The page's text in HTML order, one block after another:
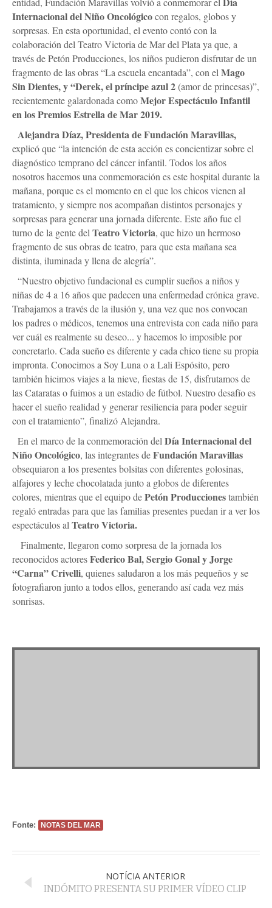
Internacional del Niño Oncológicocon regalos, globos y
sorpresas. En esta oportunidad, el evento contó con la
colaboración del Teatro Victoria de Mar del Plata ya que, a
través de Petón Producciones, los niños pudieron disfrutar de un
fragmento de las obras “La escuela encantada”, con el Mago
Sin Dientes, y “Derek, el príncipe azul 2(amor de princesas)”,
recientemente galardonada comoMejor Espectáculo Infantil
en los Premios Estrella de Mar 2019.
Alejandra Díaz, Presidenta de Fundación Maravillas,
explicó que “la intención de esta acción es concientizar sobre el
diagnóstico temprano del cáncer infantil. Todos los años
nosotros hacemos una conmemoración es este hospital durante la
mañana, porque es el momento en el que los chicos vienen al
tratamiento, y siempre nos acompañan distintos personajes y
sorpresas para generar una jornada diferente. Este año fue el
turno de la gente del Teatro Victoria, que hizo un hermoso
fragmento de sus obras de teatro, para que esta mañana sea
distinta, iluminada y llena de alegría”.
“Nuestro objetivo fundacional es cumplir sueños a niños y
niñas de 4 a 16 años que padecen una enfermedad crónica grave.
Trabajamos a través de la ilusión y, una vez que nos convocan
los padres o médicos, tenemos una entrevista con cada niño para
ver cuál es realmente su deseo... y hacemos lo imposible por
concretarlo. Cada sueño es diferente y cada chico tiene su propia
impronta. Conocimos a Soy Luna o a Lali Espósito, pero
también hicimos viajes a la nieve, fiestas de 15, disfrutamos de
las Cataratas o fuimos a un estadio de fútbol. Nuestro desafío es
hacer el sueño realidad y generar resiliencia para poder seguir
con el tratamiento”, finalizó Alejandra.
En el marco de la conmemoración del Día Internacional del
Niño Oncológico, las integrantes deFundación Maravillas
obsequiaron a los presentes bolsitas con diferentes golosinas,
alfajores y leche chocolatada junto a globos de diferentes
colores, mientras que el equipo dePetón Produccionestambién
regaló entradas para que las familias presentes puedan ir a ver los
espectáculos al Teatro Victoria.
Finalmente, llegaron como sorpresa de la jornada los
reconocidos actoresFederico Bal, Sergio Gonal y Jorge
“Carna” Crivelli, quienes saludaron a los más pequeños y se
fotografiaron junto a todos ellos, generando así cada vez más
sonrisas.
Fonte: NOTAS DEL MAR
NOTÍCIA ANTERIOR
INDÓMITO PRESENTA SU PRIMER VÍDEO CLIP